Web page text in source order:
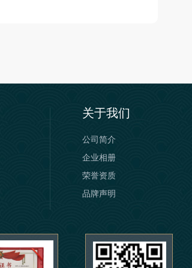
关于我们
公司简介
企业相册
荣誉资质
品牌声明